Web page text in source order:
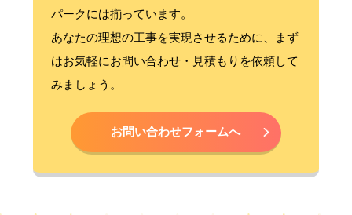
パークには揃っています。
あなたの理想の工事を実現させるために、まず
はお気軽にお問い合わせ・見積もりを依頼して
みましょう。
お問い合わせフォームへ